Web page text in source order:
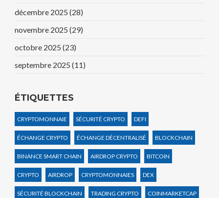
décembre 2025 (28)
novembre 2025 (29)
octobre 2025 (23)
septembre 2025 (11)
ÉTIQUETTES
CRYPTOMONNAIE SÉCURITÉ CRYPTO DEFI
ÉCHANGE CRYPTO ÉCHANGE DÉCENTRALISÉ BLOCKCHAIN
BINANCE SMART CHAIN AIRDROP CRYPTO BITCOIN
CRYPTO AIRDROP CRYPTOMONNAIES DEX
SÉCURITÉ BLOCKCHAIN TRADING CRYPTO COINMARKETCAP